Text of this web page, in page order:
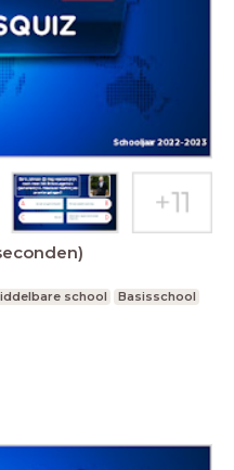
school
Basisschool